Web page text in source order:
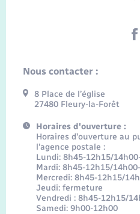
Nous contacter :
8 Place de l’église
27480 Fleury-la-Forêt
Horaires d'ouverture :
Horaires d’ouverture au
l’agence postale :
Lundi: 8h45-12h15/
Mardi: 8h45-12h15/
Mercredi: 8h45-12h15/
Jeudi: fermeture
Vendredi : 8h45-12h15/
Samedi: 9h00-12h00